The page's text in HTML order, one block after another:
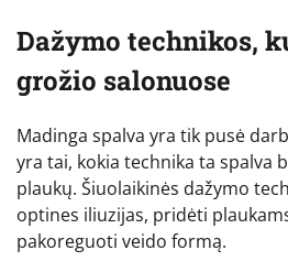
Dažymo technikos,
grožio salonuose
Madinga spalva yra tik pusė
yra tai, kokia technika ta spalva
plaukų. Šiuolaikinės dažymo
optines iliuzijas, pridėti
pakoreguoti veido formą.